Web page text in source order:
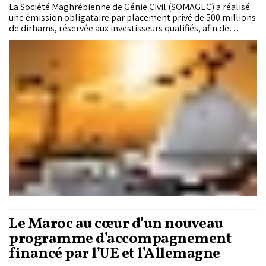
La Société Maghrébienne de Génie Civil (SOMAGEC) a réalisé
une émission obligataire par placement privé de 500 millions
de dirhams, réservée aux investisseurs qualifiés, afin de
financer son programme d'investissement 2026-2030.
Le Maroc au cœur d’un nouveau
programme d’accompagnement
financé par l’UE et l’Allemagne